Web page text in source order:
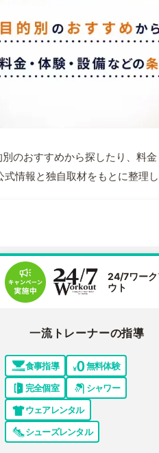
のおすすめから探したり、料
情報と独自取材をもとに整理し
24/7ワー
ウト
一流トレーナーの指導
食事指導
無料体験
完全個室
シャワー
ウェアレンタル
シューズレンタル